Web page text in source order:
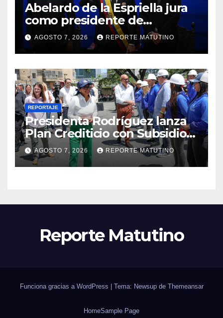
Abelardo de la Espriella jura
como presidente de
Colombia para el periodo
2026-2030
AGOSTO 7, 2026 REPORTE MATUTINO
REPORTAJE
Presidenta Rodríguez lanza
Plan Crediticio con Subsidio
Directo en encuentro con
Juntas de Condominio
AGOSTO 7, 2026 REPORTE MATUTINO
Reporte Matutino
Funciona gracias a WordPress Tema: Newsup de Themeansar
HomeSample Page